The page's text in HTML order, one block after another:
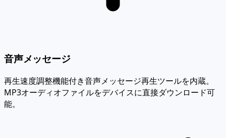
音声メッセージ
再生速度調整機能付き音声メッセージ再生ツールを内蔵。
MP3オーディオファイルをデバイスに直接ダウンロード可
能。